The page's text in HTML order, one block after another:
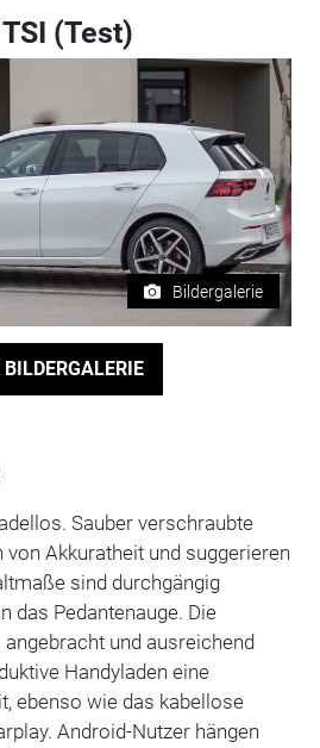
(Test)
Bildergalerie
Sauber verschraubte
von Akkuratheit und suggerieren
sind durchgängig
das Pedantenauge. Die
und ausreichend
Handyladen eine
ebenso wie das kabellose
Android-Nutzer hängen